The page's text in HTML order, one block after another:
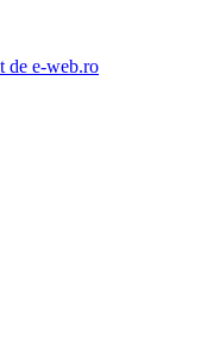
de e-web.ro